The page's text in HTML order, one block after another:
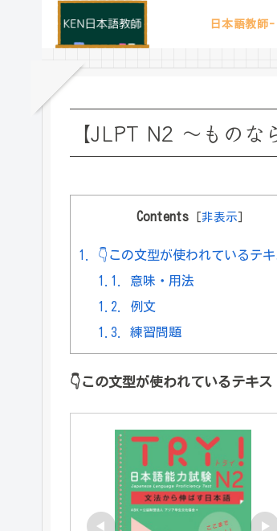
日本語教師
【JLPT N2 ～もの
Contents [非表示]
1.
👇この文型が使われているテキ
1.1.
意味・用法
1.2.
例文
1.3.
練習問題
👇この文型が使われているテキス